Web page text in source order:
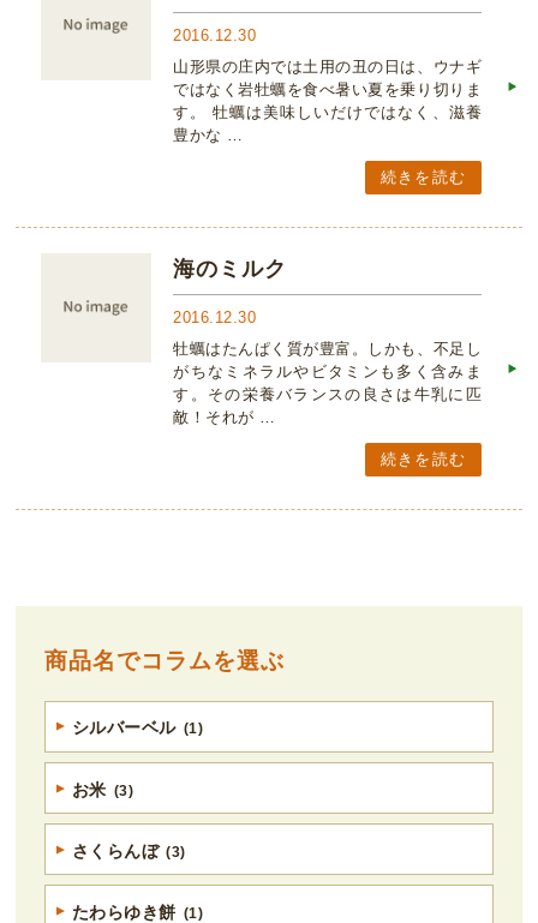
2016.12.30
山形県の庄内では土用の丑の日は、ウナギ
ではなく岩牡蠣を食べ暑い夏を乗り切りま
す。 牡蠣は美味しいだけではなく、滋養
豊かな …
続きを読む
海のミルク
2016.12.30
牡蠣はたんぱく質が豊富。しかも、不足し
がちなミネラルやビタミンも多く含みま
す。その栄養バランスの良さは牛乳に匹
敵！それが …
続きを読む
商品名でコラムを選ぶ
シルバーベル (1)
お米 (3)
さくらんぼ (3)
たわらゆき餅 (1)